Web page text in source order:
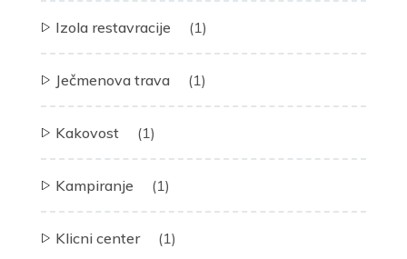
Izola restavracije (1)
Ječmenova trava (1)
Kakovost (1)
Kampiranje (1)
Klicni center (1)